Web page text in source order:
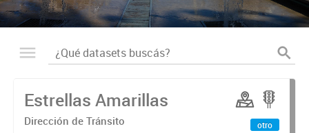
Estrellas Amarillas
Dirección de Tránsito
otro